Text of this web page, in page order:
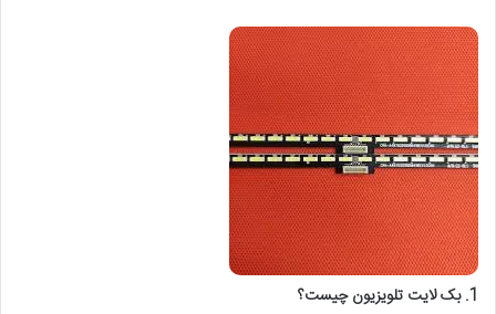
1. بک لایت تلویزیون چیست؟